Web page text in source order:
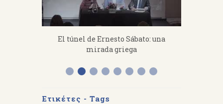
El túnel de Ernesto Sábato: una
mirada griega
Ετικέτες - Tags